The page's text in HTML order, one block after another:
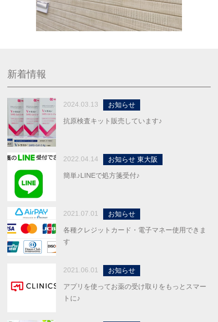
新着情報
2024.03.13 お知らせ
抗原検査キット販売しています♪
2022.04.14 お知らせ 東大阪
簡単♪LINEで処方箋受付♪
2021.07.01 お知らせ
各種クレジットカード・電子マネー使用できま
す
2021.06.01 お知らせ
アプリを使ってお薬の受け取りをもっとスマー
トに♪